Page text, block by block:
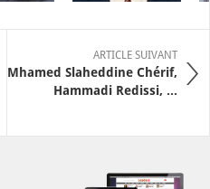
ARTICLE SUIVANT
Mhamed Slaheddine Chérif,
Hammadi Redissi, ...